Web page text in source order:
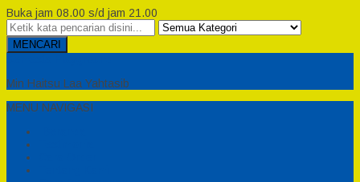
Buka jam 08.00 s/d jam 21.00
MENCARI
Min Haitsu Laa Yahtasib
MENU NAVIGASI